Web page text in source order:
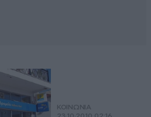
ΚΟΙΝΩΝΙΑ